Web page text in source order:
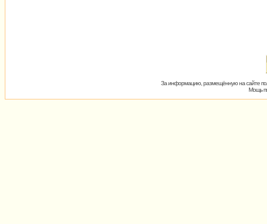
За информацию, размещённую на сайте
Мощь